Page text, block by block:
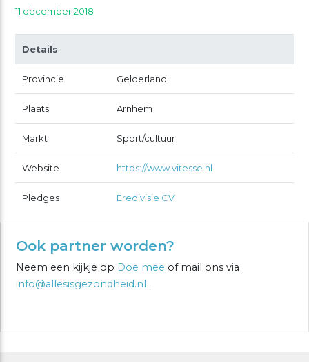
11 december 2018
Details
Provincie Gelderland
Plaats Arnhem
Markt Sport/cultuur
Website https://www.vitesse.nl
Pledges Eredivisie CV
Ook partner worden?
Neem een kijkje op Doe mee of mail ons via
info@allesisgezondheid.nl .